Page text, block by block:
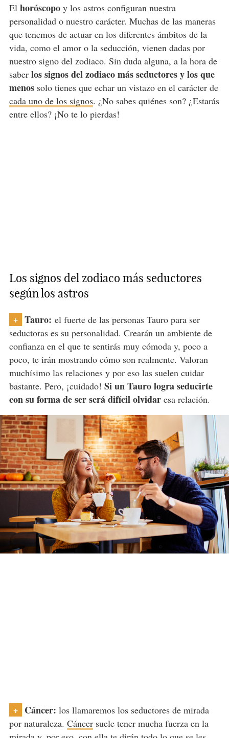
El horóscopoy los astros configuran nuestra
personalidad o nuestro carácter. Muchas de las maneras
que tenemos de actuar en los diferentes ámbitos de la
vida, como el amor o la seducción, vienen dadas por
nuestro signo del zodiaco. Sin duda alguna, a la hora de
saberlos signos del zodiaco más seductores y los que
menossolo tienes que echar un vistazo en el carácter de
cada uno de los signos. ¿No sabes quiénes son? ¿Estarás
entre ellos? ¡No te lo pierdas!
Los signos del zodiaco más seductores
según los astros
+ Tauro: el fuerte de las personas Tauro para ser
seductoras es su personalidad. Crearán un ambiente de
confianza en el que te sentirás muy cómoda y, poco a
poco, te irán mostrando cómo son realmente. Valoran
muchísimo las relaciones y por eso las suelen cuidar
bastante. Pero, ¡cuidado! Si un Tauro logra seducirte
con su forma de ser será difícil olvidaresa relación.
+ Cáncer: los llamaremos los seductores de mirada
por naturaleza. Cáncersuele tener mucha fuerza en la